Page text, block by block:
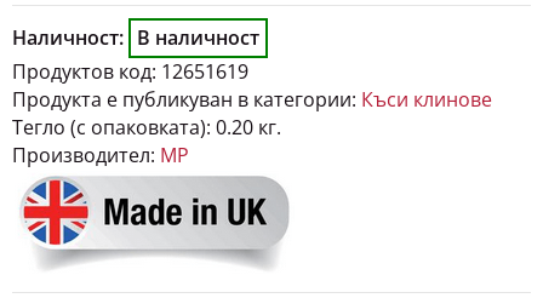
Наличност: В наличност
Продуктов код: 12651619
Продукта е публикуван в категории: Къси клинове
Тегло (с опаковката): 0.20 кг.
Производител: MP